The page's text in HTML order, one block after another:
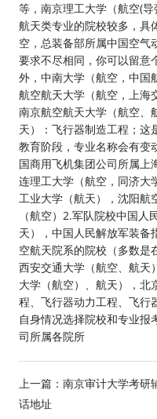
等，南京理工大学（航空(
航天类专业的院校较多，具
空，总装备部所属中国空气
要求不尽相同，你可以留意
外，中南大学（航空，中国
航空航天大学（航空，上海
南京航空航天大学（航空、
天）：飞行器制造工程；这
教育阶段，专业名称会有变
国商用飞机集团公司所属上
连理工大学（航空，同济大
工业大学（航天），沈阳航
（航空）2.军队院校中国
天），中国人民解放军装备
空航天院系的院校（多数是
西安交通大学（航空、航天
大学（航空）、航天），北
程、飞行器动力工程、飞行
自身情况选择院校和专业
司所属各院所
上一篇： 南京审计大学考研
话地址